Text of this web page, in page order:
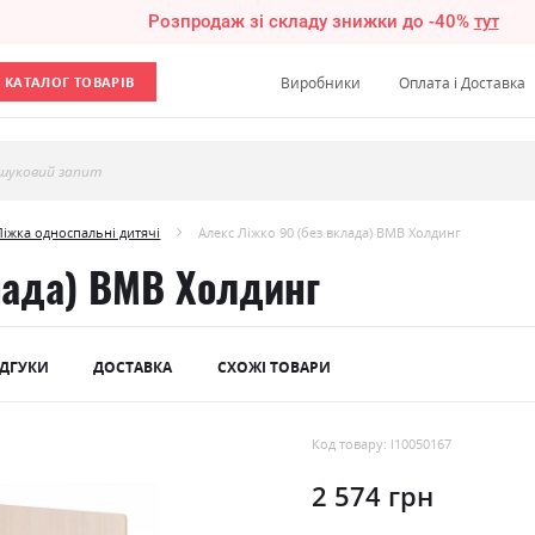
Розпродаж зі складу знижки до -40% тут
КАТАЛОГ ТОВАРІВ Виробники Оплата і Доставка
запит
односпальні дитячі Алекс Ліжко 90 (без вклада) ВМВ Холдинг
ВМВ Холдинг
ДОСТАВКА СХОЖІ ТОВАРИ
Код товару: l10050167
2 574 грн